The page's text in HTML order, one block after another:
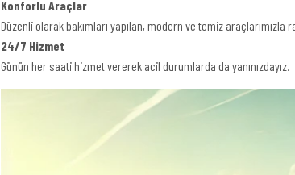
Konforlu Araçlar
Düzenli olarak bakımları yapılan, modern ve temiz araçlarımızla
24/7 Hizmet
Günün her saati hizmet vererek acil durumlarda da yanınızdayız.